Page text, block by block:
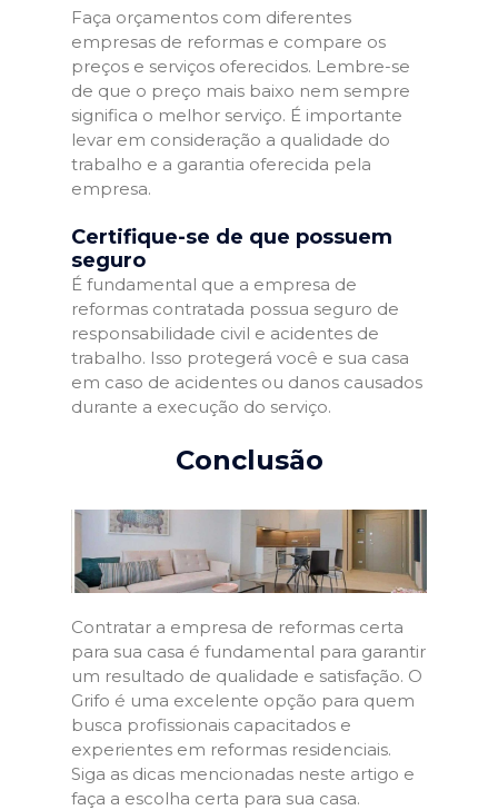
Faça orçamentos com diferentes
empresas de reformas e compare os
preços e serviços oferecidos. Lembre-se
de que o preço mais baixo nem sempre
significa o melhor serviço. É importante
levar em consideração a qualidade do
trabalho e a garantia oferecida pela
empresa.
Certifique-se de que possuem
seguro
É fundamental que a empresa de
reformas contratada possua seguro de
responsabilidade civil e acidentes de
trabalho. Isso protegerá você e sua casa
em caso de acidentes ou danos causados
durante a execução do serviço.
Conclusão
Contratar a empresa de reformas certa
para sua casa é fundamental para garantir
um resultado de qualidade e satisfação. O
Grifo é uma excelente opção para quem
busca profissionais capacitados e
experientes em reformas residenciais.
Siga as dicas mencionadas neste artigo e
faça a escolha certa para sua casa.